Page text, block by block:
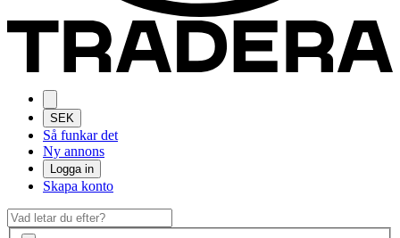
SEK
Så funkar det
Ny annons
Logga in
Skapa konto